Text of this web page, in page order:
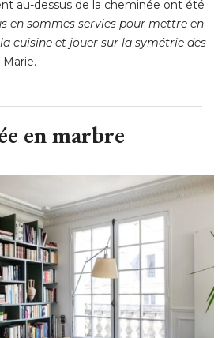
au-dessus de la cheminée ont été
en sommes servies pour mettre en
cuisine et jouer sur la symétrie des
en marbre